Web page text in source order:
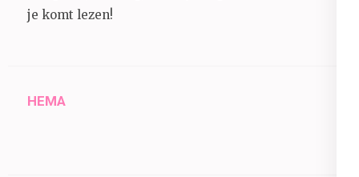
je komt lezen!
HEMA